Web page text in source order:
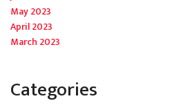
May 2023
April 2023
March 2023
Categories